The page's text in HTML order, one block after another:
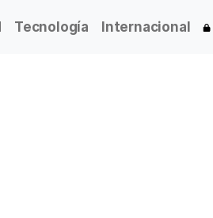
Tecnología Internacional